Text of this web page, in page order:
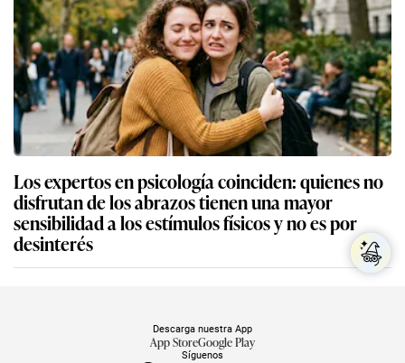
Los expertos en psicología coinciden: quienes no
disfrutan de los abrazos tienen una mayor
sensibilidad a los estímulos físicos y no es por
desinterés
Síguenos
Descarga nuestra App
App StoreGoogle Play